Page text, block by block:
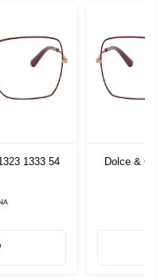
1333 54
Dolce &